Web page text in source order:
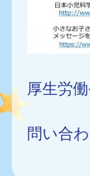
厚生労
問い合